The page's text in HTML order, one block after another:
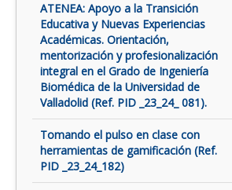
ATENEA: Apoyo a la Transición
Educativa y Nuevas Experiencias
Académicas. Orientación,
mentorización y profesionalización
integral en el Grado de Ingeniería
Biomédica de la Universidad de
Valladolid (Ref. PID _23_24_ 081).
Tomando el pulso en clase con
herramientas de gamificación (Ref.
PID _23_24_182)